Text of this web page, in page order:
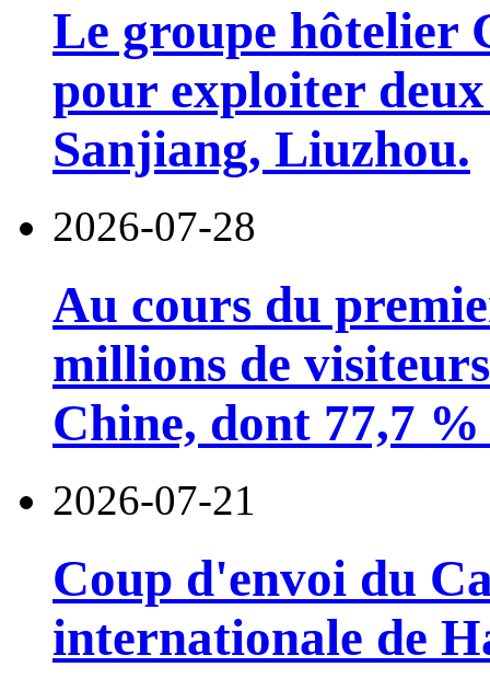
Le groupe hôtelier
pour exploiter
Sanjiang, Liuzhou.
2026-07-28
Au cours du
millions de
Chine, dont 77,7 %
2026-07-21
Coup d'envoi du
internationale de